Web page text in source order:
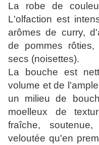
La robe de
L'olfaction est
arômes de curry,
de pommes
secs (noisettes).
La bouche est
volume et de
un milieu de
moelleux de
fraîche,
veloutée qu'en